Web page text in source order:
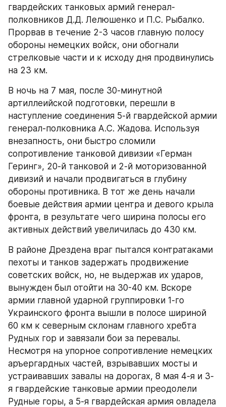
гвардейских танковых армий генерал-
полковников Д.Д. Лелюшенко и П.С. Рыбалко.
Прорвав в течение 2-3 часов главную полосу
обороны немецких войск, они обогнали
стрелковые части и к исходу дня продвинулись
на 23 км.
В ночь на 7 мая, после 30-минутной
артиллеийской подготовки, перешли в
наступление соединения 5-й гвардейской армии
генерал-полковника А.С. Жадова. Используя
внезапность, они быстро сломили
сопротивление танковой дивизии «Герман
Геринг», 20-й танковой и 2-й моторизованной
дивизий и начали продвигаться в глубину
обороны противника. В тот же день начали
боевые действия армии центра и девого крыла
фронта, в результате чего ширина полосы его
активных действий увеличилась до 430 км.
В районе Дрездена враг пытался контратаками
пехоты и танков задержать продвижение
советских войск, но, не выдержав их ударов,
вынужден был отойти на 30-40 км. Вскоре
армии главной ударной группировки 1-го
Украинского фронта вышли в полосе шириной
60 км к северным склонам главного хребта
Рудных гор и завязали бои за перевалы.
Несмотря на упорное сопротивление немецких
аръергардных частей, взрывавших мосты и
устраивавших завалы на дорогах, 8 мая 4-я и 3-
я гвардейские танковые армии преодолели
Рудные горы, а 5-я гвардейская армия овладела